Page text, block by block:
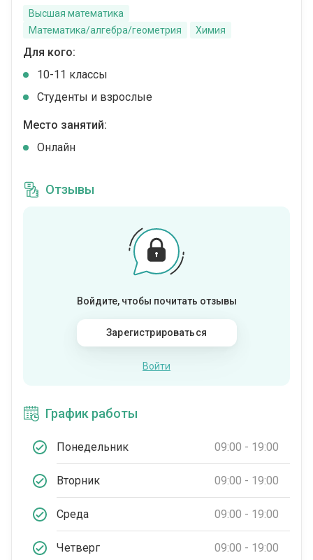
Высшая математика
Математика/алгебра/геометрия
Химия
Для кого:
10-11 классы
Студенты и взрослые
Место занятий:
Онлайн
Отзывы
Войдите, чтобы почитать отзывы
Зарегистрироваться
Войти
График работы
Понедельник 09:00 - 19:00
Вторник 09:00 - 19:00
Среда 09:00 - 19:00
Четверг 09:00 - 19:00